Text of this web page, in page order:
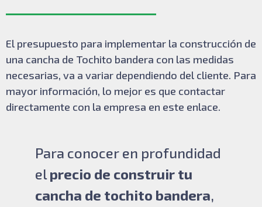
El presupuesto para implementar la construcción de
una cancha de Tochito bandera con las medidas
necesarias, va a variar dependiendo del cliente. Para
mayor información, lo mejor es que contactar
directamente con la empresa en este enlace.
Para conocer en profundidad
elprecio de construir tu
cancha de tochito bandera,